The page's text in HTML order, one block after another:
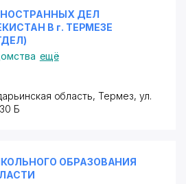
ДЕЛ
В г. ТЕРМЕЗЕ
ещё
область, Термез, ул.
Б
ОБРАЗОВАНИЯ